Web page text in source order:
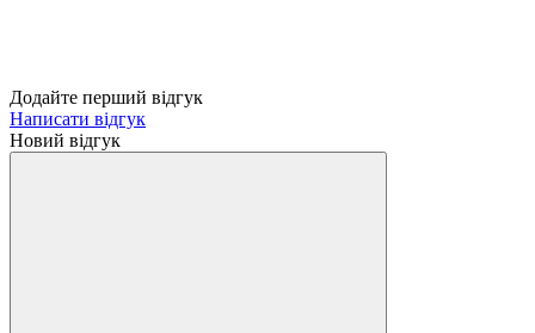
Додайте перший відгук
Написати відгук
Новий відгук